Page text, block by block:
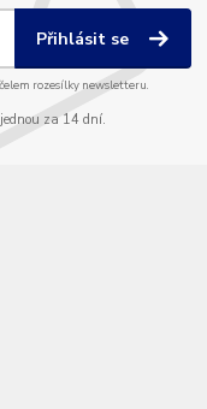
Přihlásit se
rozesílky newsletteru.
za 14 dní.